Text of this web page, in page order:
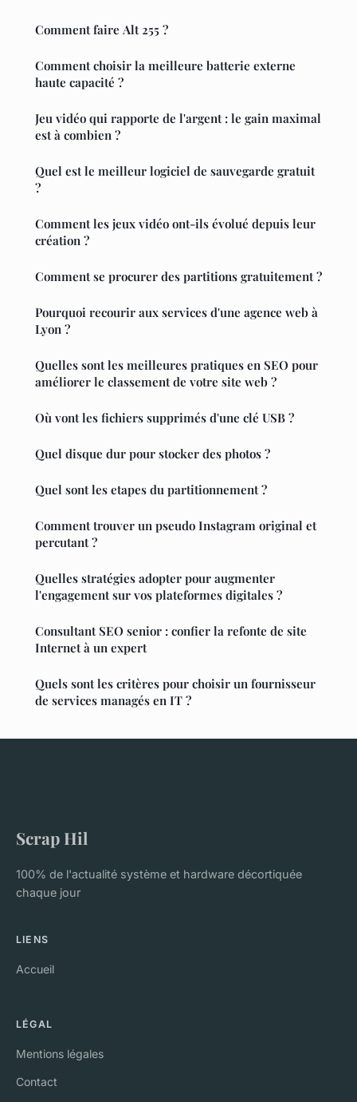
Comment faire Alt 255 ?
Comment choisir la meilleure batterie externe
haute capacité ?
Jeu vidéo qui rapporte de l'argent : le gain maximal
est à combien ?
Quel est le meilleur logiciel de sauvegarde gratuit
?
Comment les jeux vidéo ont-ils évolué depuis leur
création ?
Comment se procurer des partitions gratuitement ?
Pourquoi recourir aux services d'une agence web à
Lyon ?
Quelles sont les meilleures pratiques en SEO pour
améliorer le classement de votre site web ?
Où vont les fichiers supprimés d'une clé USB ?
Quel disque dur pour stocker des photos ?
Quel sont les etapes du partitionnement ?
Comment trouver un pseudo Instagram original et
percutant ?
Quelles stratégies adopter pour augmenter
l'engagement sur vos plateformes digitales ?
Consultant SEO senior : confier la refonte de site
Internet à un expert
Quels sont les critères pour choisir un fournisseur
de services managés en IT ?
Scrap Hil
100% de l'actualité système et hardware décortiquée
chaque jour
LIENS
Accueil
LÉGAL
Mentions légales
Contact